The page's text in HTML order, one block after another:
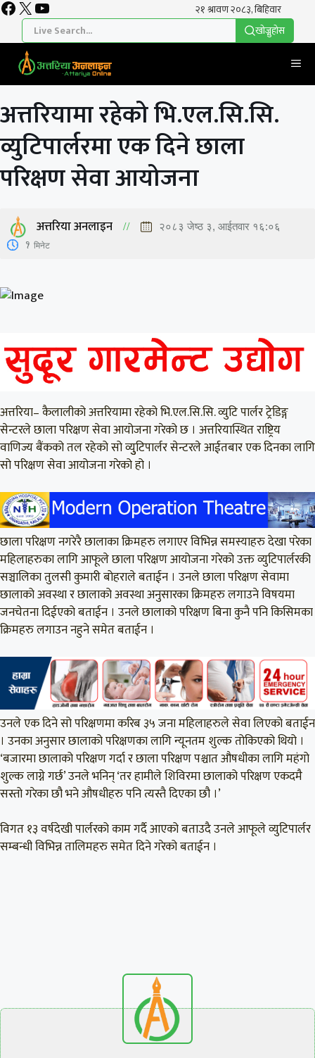
Skip
content
Facebook
X YouTube
खाेज्नुहाेस
अत्तरियामा रहेको भि.एल.सि.सि.
व्युटिपार्लरमा एक दिने छाला
परिक्षण सेवा आयोजना
अत्तरिया अनलाइन २०८३ जेष्ठ ३, आईतवार १६:०६
1 मिनेट
अत्तरिया– कैलालीको अत्तरियामा रहेको भि.एल.सि.सि. व्युटि पार्लर ट्रेडिङ्ग
सेन्टरले छाला परिक्षण सेवा आयोजना गरेको छ । अत्तरियास्थित राष्ट्रिय
वाणिज्य बैंकको तल रहेको सो व्युुटिपार्लर सेन्टरले आईतबार एक दिनका लागि
सो परिक्षण सेवा आयोजना गरेको हो ।
छाला परिक्षण नगरेरै छालाका क्रिमहरु लगाएर विभिन्न समस्याहरु देखा परेका
महिलाहरुका लागि आफूले छाला परिक्षण आयोजना गरेको उक्त व्युटिपार्लरकी
सञ्चालिका तुलसी कुमारी बोहराले बताईन । उनले छाला परिक्षण सेवामा
छालाको अवस्था र छालाको अवस्था अनुसारका क्रिमहरु लगाउने विषयमा
जनचेतना दिईएको बताईन । उनले छालाको परिक्षण बिना कुनै पनि किसिमका
क्रिमहरु लगाउन नहुने समेत बताईन ।
उनले एक दिने सो परिक्षणमा करिब ३५ जना महिलाहरुले सेवा लिएको बताईन
। उनका अनुसार छालाको परिक्षणका लागि न्यूनतम शुल्क तोकिएको थियो ।
‘बजारमा छालाको परिक्षण गर्दा र छाला परिक्षण पश्चात औषधीका लागि महंगो
शुल्क लाग्ने गर्छ’ उनले भनिन् ‘तर हामीले शिविरमा छालाको परिक्षण एकदमै
सस्तो गरेका छौ भने औषधीहरु पनि त्यस्तै दिएका छौ ।’
विगत १३ वर्षदेखी पार्लरको काम गर्दै आएको बताउदै उनले आफूले व्युटिपार्लर
सम्बन्धी विभिन्न तालिमहरु समेत दिने गरेको बताईन ।